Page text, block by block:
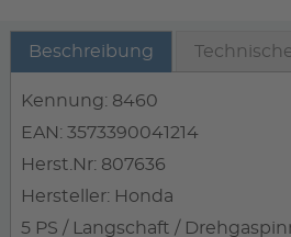
Beschreibung
Kennung: 8460
EAN: 3573390041214
Herst.Nr: 807636
Hersteller: Honda
5 PS / Langschaft /